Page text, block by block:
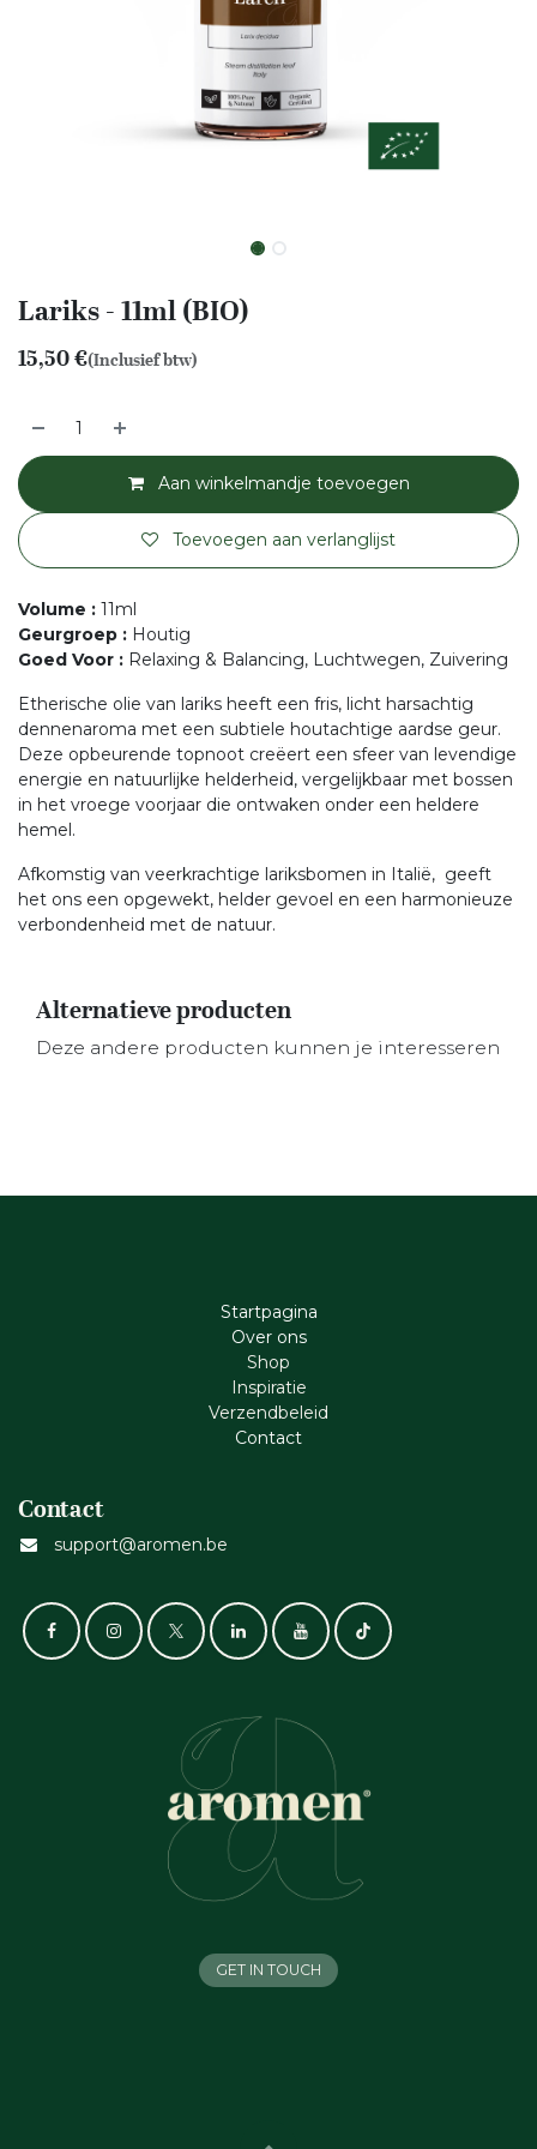
Lariks - 11ml (BIO)
15,50€(Inclusief btw)
Aan winkelmandje toevoegen
Toevoegen aan verlanglijst
Volume : 11ml
Geurgroep : Houtig
Goed Voor : Relaxing & Balancing, Luchtwegen, Zuivering
Etherische olie van lariks heeft een fris, licht harsachtig
dennenaroma met een subtiele houtachtige aardse geur.
Deze opbeurende topnoot creëert een sfeer van levendige
energie en natuurlijke helderheid, vergelijkbaar met bossen
in het vroege voorjaar die ontwaken onder een heldere
hemel.
Afkomstig van veerkrachtige lariksbomen in Italië, geeft
het ons een opgewekt, helder gevoel en een harmonieuze
verbondenheid met de natuur.
Alternatieve producten
Deze andere producten kunnen je interesseren
Startpagina
Ove​r​ ons
Shop
Inspiratie
Verzendbeleid
Cont​act
Contact
support@aromen.be
GET IN TOUCH